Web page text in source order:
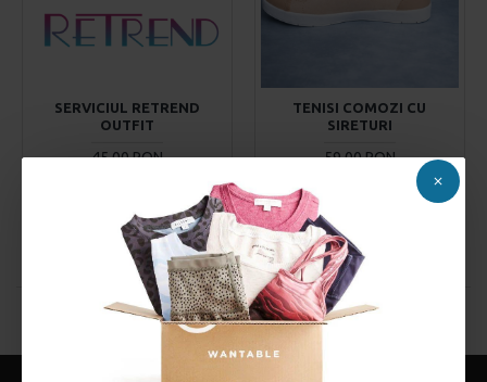
SERVICIUL RETREND
OUTFIT
45,00 RON
Comandă acum
TENISI COMOZI CU
SIRETURI
59,00 RON
ADAUGĂ ÎN COŞ
Comandă acum
Lista de produse s-a terminat.